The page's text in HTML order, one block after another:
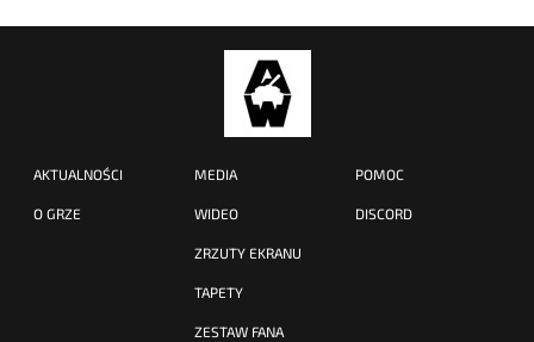
AKTUALNOŚCI
O GRZE
MEDIA
WIDEO
ZRZUTY EKRANU
TAPETY
ZESTAW FANA
POMOC
DISCORD